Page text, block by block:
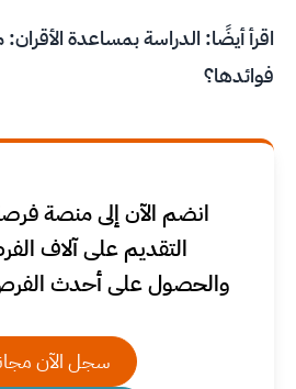
اقرأ أيضًا: الدراسة بمساعدة
فوائدها؟
انضم الآن إلى منصة
التقديم على آلاف
والحصول على أحدث
سجل الآن